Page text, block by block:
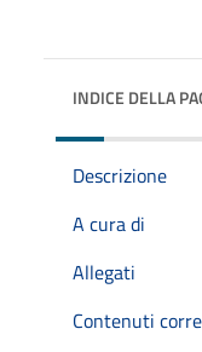
INDICE DELLA
Descrizione
A cura di
Allegati
Contenuti